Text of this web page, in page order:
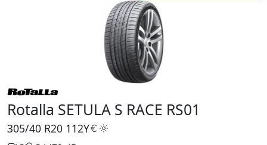
Rotalla SETULA S RACE RS01
305/40 R20 112Y